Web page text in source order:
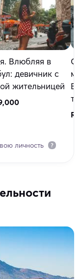
Влюбляя в
девичник с
жительницей
личность